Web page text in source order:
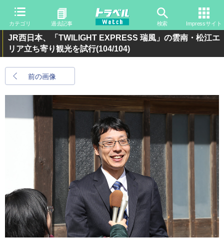
カテゴリ 過去記事 検索 Impressサイト
JR西日本、「TWILIGHT EXPRESS 瑞風」の雲南・松江エ
リア立ち寄り観光を試行(104/104)
前の画像